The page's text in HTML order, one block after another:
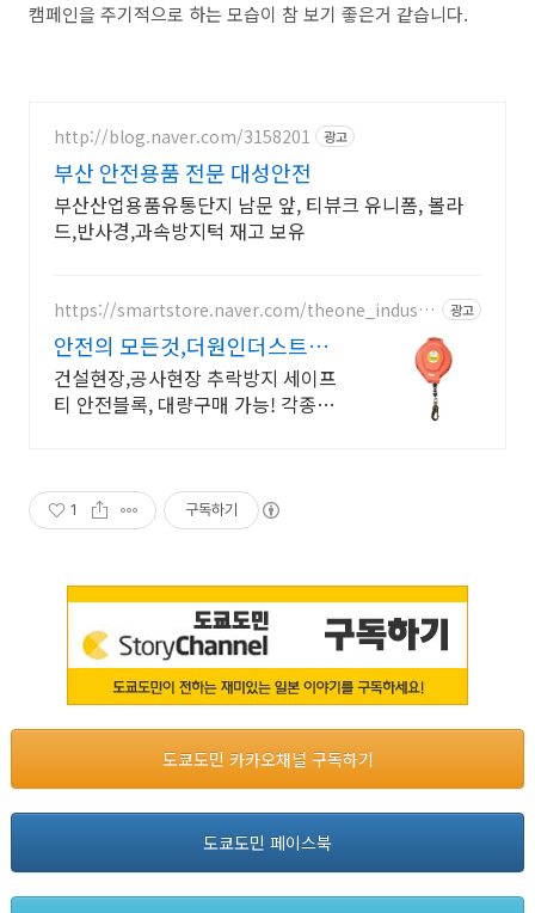
캠페인을 주기적으로 하는 모습이 참 보기 좋은거 같습니다.
http://blog.naver.com/3158201 광고
부산 안전용품 전문 대성안전
부산산업용품유통단지 남문 앞, 티뷰크 유니폼, 볼라
드,반사경,과속방지턱 재고 보유
https://smartstore.naver.com/theone_industr
광고
안전의 모든것,더원인더스트리
세이프티 안전블록
건설현장,공사현장 추락방지 세이프
티 안전블록, 대량구매 가능! 각종
1 구독하기
도쿄도민 카카오채널 구독하기
도쿄도민 페이스북